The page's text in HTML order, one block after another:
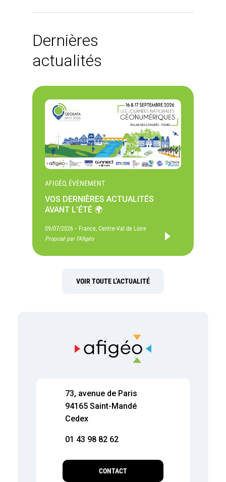
Dernières
actualités
AFIGÉO, ÉVÈNEMENT
VOS DERNIÈRES ACTUALITÉS
AVANT L’ÉTÉ 🌍
09/07/2026 - France, Centre-Val de Loire
Proposé par l'Afigéo
VOIR TOUTE L’ACTUALITÉ
73, avenue de Paris
94165 Saint-Mandé
Cedex
01 43 98 82 62
CONTACT